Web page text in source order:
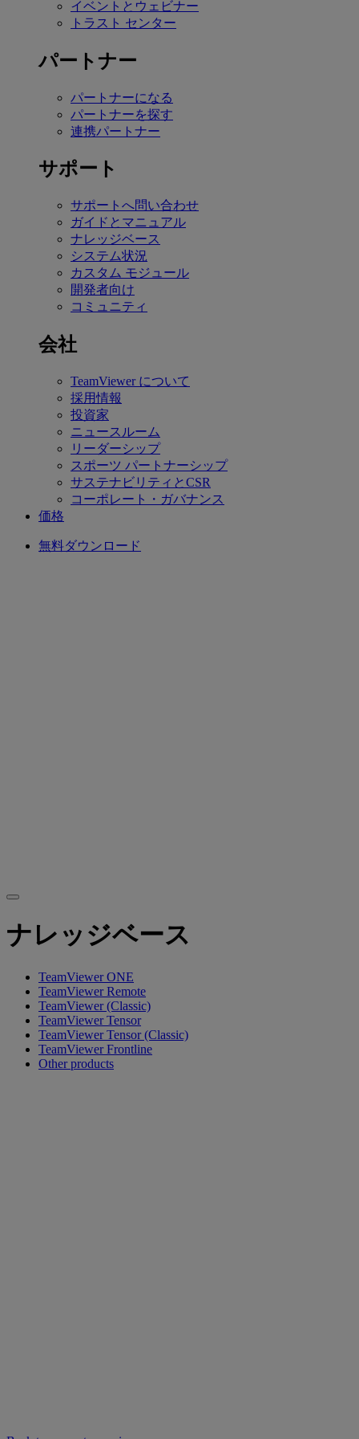
イベントとウェビナー
トラスト センター
パートナー
パートナーになる
パートナーを探す
連携パートナー
サポート
サポートへ問い合わせ
ガイドとマニュアル
ナレッジベース
システム状況
カスタム モジュール
開発者向け
コミュニティ
会社
TeamViewer について
採用情報
投資家
ニュースルーム
リーダーシップ
スポーツ パートナーシップ
サステナビリティとCSR
コーポレート・ガバナンス
価格
無料ダウンロード
ナレッジベース
TeamViewer ONE
TeamViewer Remote
TeamViewer (Classic)
TeamViewer Tensor
TeamViewer Tensor (Classic)
TeamViewer Frontline
Other products